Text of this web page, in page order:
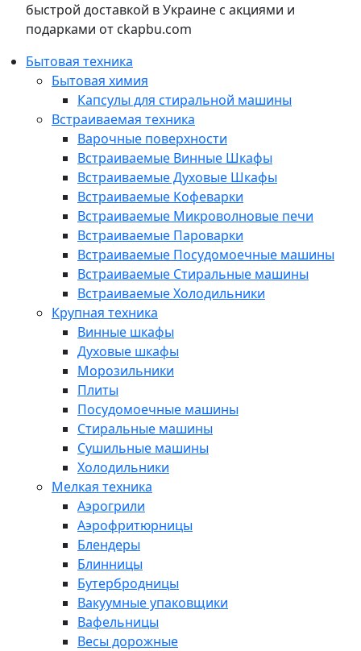
быстрой доставкой в Украине с акциями и
подарками от ckapbu.com
Бытовая техника
Бытовая химия
Капсулы для стиральной машины
Встраиваемая техника
Варочные поверхности
Встраиваемые Винные Шкафы
Встраиваемые Духовые Шкафы
Встраиваемые Кофеварки
Встраиваемые Микроволновые печи
Встраиваемые Пароварки
Встраиваемые Посудомоечные машины
Встраиваемые Стиральные машины
Встраиваемые Холодильники
Крупная техника
Винные шкафы
Духовые шкафы
Морозильники
Плиты
Посудомоечные машины
Стиральные машины
Сушильные машины
Холодильники
Мелкая техника
Аэрогрили
Аэрофритюрницы
Блендеры
Блинницы
Бутербродницы
Вакуумные упаковщики
Вафельницы
Весы дорожные